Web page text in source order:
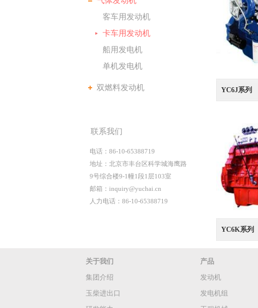
客车用发动机
卡车用发动机
船用发电机
单机发电机
双燃料发动机
联系我们
电话：86-10-65388719
地址：北京市丰台区科学城海鹰路
9号综合楼9-1幢1段1层103室
邮箱：inquiry@yuchai.cn
人力电话：86-10-65388719
YC6J系列
YC6K系列
关于我们
集团介绍
玉柴进出口
产品
发动机
发电机组